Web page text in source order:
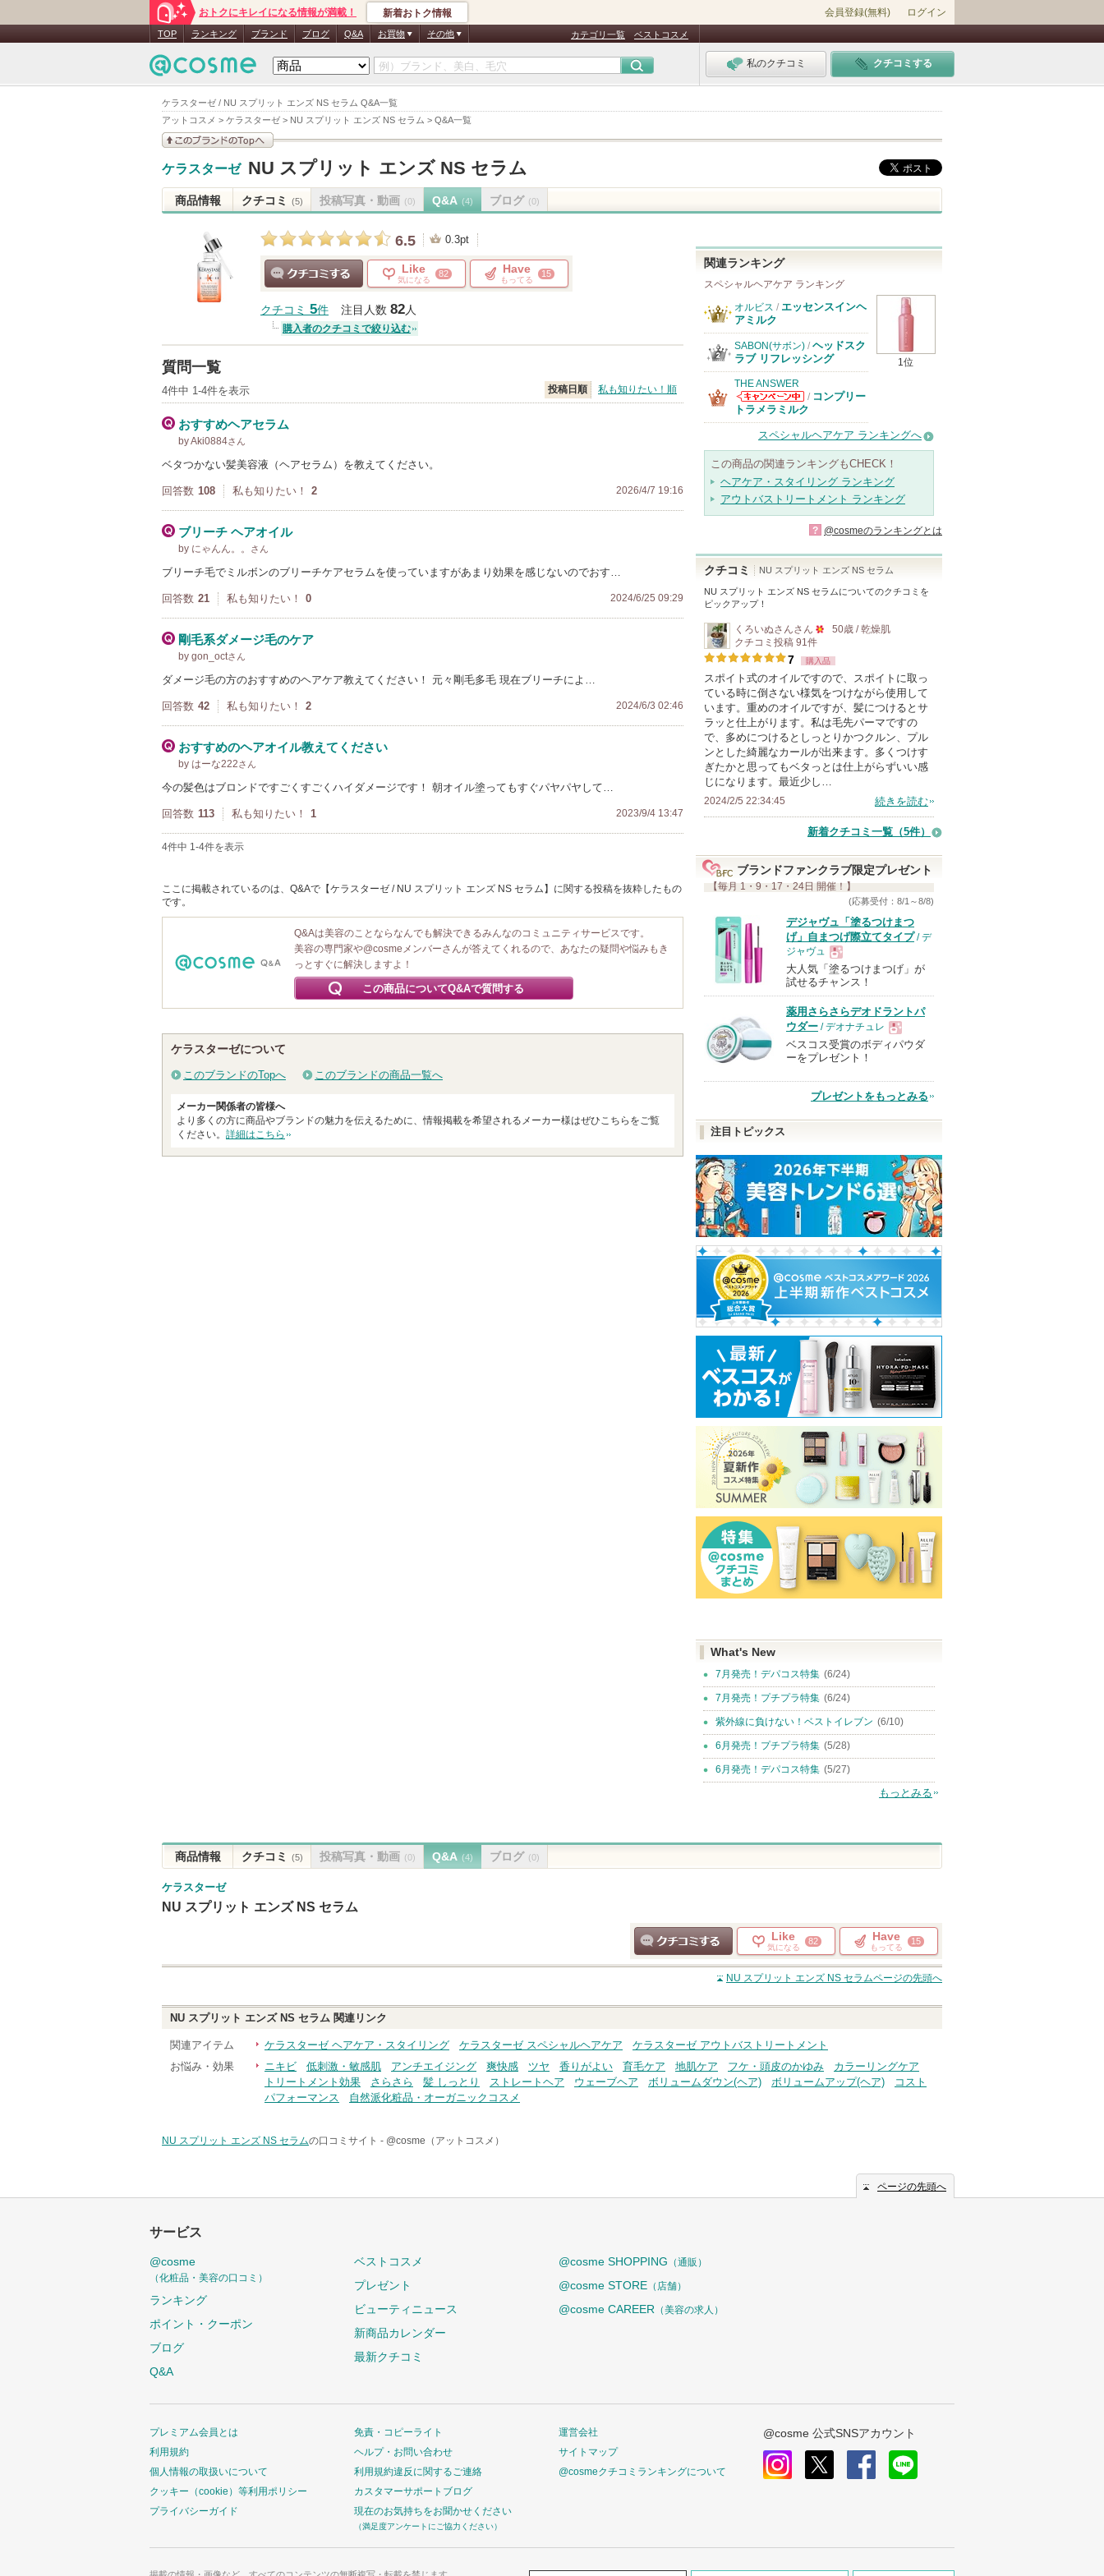
ケラスターゼ / NU スプリット エンズ NS セラム Q&A一覧
アットコスメ > ケラスターゼ > NU スプリット エンズ NS セラム > Q&A一覧
おトクにキレイになる情報が満載！ 新着おトク情報 会員登録(無料) ログイン
TOP ランキング ブランド ブログ Q&A お買物 その他 カテゴリ一覧 ベストコスメ
私のクチコミ クチコミする
ケラスターゼ NU スプリット エンズ NS セラム
商品情報 クチコミ (5) 投稿写真・動画 (0) Q&A (4) ブログ (0)
6.5 0.3pt
Like
気になる
82 Have
もってる
15
クチコミ 5件 注目人数 82人
購入者のクチコミで絞り込む
質問一覧
4件中 1-4件を表示 投稿日順 私も知りたい！順
おすすめヘアセラム
by Aki0884さん
ベタつかない髪美容液（ヘアセラム）を教えてください。
回答数 108 私も知りたい！ 2 2026/4/7 19:16
ブリーチ ヘアオイル
by にゃんん。。 さん
ブリーチ毛でミルボンのブリーチケアセラムを使っていますがあまり効果を感じないのでおす…
回答数 21 私も知りたい！ 0 2024/6/25 09:29
剛毛系ダメージ毛のケア
by gon_octさん
ダメージ毛の方のおすすめのヘアケア教えてください！ 元々剛毛多毛 現在ブリーチによ…
回答数 42 私も知りたい！ 2 2024/6/3 02:46
おすすめのヘアオイル教えてください
by はーな222さん
今の髪色はブロンドですごくすごくハイダメージです！ 朝オイル塗ってもすぐパヤパヤして…
回答数 113 私も知りたい！ 1 2023/9/4 13:47
4件中 1-4件を表示
ここに掲載されているのは、Q&Aで【ケラスターゼ / NU スプリット エンズ NS セラム】に関する投稿を抜粋したもの
です。
Q&Aは美容のことならなんでも解決できるみんなのコミュニティサービスです。
美容の専門家や@cosmeメンバーさんが答えてくれるので、あなたの疑問や悩みもき
っとすぐに解決しますよ！
この商品についてQ&Aで質問する
ケラスターゼについて
このブランドのTopへ このブランドの商品一覧へ
メーカー関係者の皆様へ
より多くの方に商品やブランドの魅力を伝えるために、情報掲載を希望されるメーカー様はぜひこちらをご覧
ください。 詳細はこちら
関連ランキング
スペシャルヘアケア ランキング
1位
オルビス / エッセンスインヘ
アミルク
SABON(サボン) / ヘッドスク
ラブ リフレッシング
THE ANSWER
THE ANSWER
からのお知らせ
があります
/ コンプリー
トラメラミルク
スペシャルヘアケア ランキングへ
この商品の関連ランキングもCHECK！
ヘアケア・スタイリング ランキング
アウトバストリートメント ランキング
? @cosmeのランキングとは
クチコミ NU スプリット エンズ NS セラム
NU スプリット エンズ NS セラムについてのクチコミを
ピックアップ！
くろいぬさんさん
50
人
以
上
の
メ
ン
に
お
気
に
り
登
録
さ
れ
て
ま
50歳 / 乾燥肌
クチコミ投稿 91件
7 購入品
スポイト式のオイルですので、スポイトに取っ
ている時に倒さない様気をつけながら使用して
います。重めのオイルですが、髪につけるとサ
ラッと仕上がります。私は毛先パーマですの
で、多めにつけるとしっとりかつクルン、プル
ンとした綺麗なカールが出来ます。多くつけす
ぎたかと思ってもベタっとは仕上がらずいい感
じになります。最近少し…
2024/2/5 22:34:45 続きを読む
新着クチコミ一覧 （5件）
ブランドファンクラブ限定プレゼント
【毎月 1・9・17・24日 開催！】
(応募受付：8/1～8/8)
デジャヴュ「塗るつけまつ
げ」自まつげ際立てタイプ/ デ
ジャヴュ
現
品
大人気「塗るつけまつげ」が
試せるチャンス！
薬用さらさらデオドラントパ
ウダー / デオナチュレ
現
品
ベスコス受賞のボディパウダ
ーをプレゼント！
プレゼントをもっとみる
注目トピックス
What's New
7月発売！デパコス特集 (6/24)
7月発売！プチプラ特集 (6/24)
紫外線に負けない！ベストイレブン (6/10)
6月発売！プチプラ特集 (5/28)
6月発売！デパコス特集 (5/27)
もっとみる
商品情報 クチコミ (5) 投稿写真・動画 (0) Q&A (4) ブログ (0)
ケラスターゼ
NU スプリット エンズ NS セラム
クチコミする
Like
気になる
82 Have
もってる
15
NU スプリット エンズ NS セラムページの先頭へ
NU スプリット エンズ NS セラム 関連リンク
関連アイテム ケラスターゼ ヘアケア・スタイリング ケラスターゼ スペシャルヘアケア
ケラスターゼ アウトバストリートメント
お悩み・効果
ニキビ 低刺激・敏感肌 アンチエイジング 爽快感 ツヤ 香りがよい 育毛ケア 地肌ケア フケ・頭皮のかゆみ
カラーリングケア
トリートメント効果
さらさら 髪 しっとり ストレートヘア ウェーブヘア ボリュームダウン(ヘア) ボリュームアップ(ヘア)
コスト
パフォーマンス
自然派化粧品・オーガニックコスメ
NU スプリット エンズ NS セラムの口コミサイト - @cosme（アットコスメ）
ページの先頭へ
サービス
@cosme
（化粧品・美容の口コミ）
ランキング
ポイント・クーポン
ブログ
Q&A
ベストコスメ
プレゼント
ビューティニュース
新商品カレンダー
最新クチコミ
@cosme SHOPPING （通販）
@cosme STORE （店舗）
@cosme CAREER （美容の求人）
プレミアム会員とは
利用規約
個人情報の取扱いについて
クッキー（cookie）等利用ポリシー
プライバシーガイド
免責・コピーライト
ヘルプ・お問い合わせ
利用規約違反に関するご連絡
カスタマーサポートブログ
現在のお気持ちをお聞かせください
（満足度アンケートにご協力ください）
運営会社
サイトマップ
@cosmeクチコミランキングについて
@cosme 公式SNSアカウント